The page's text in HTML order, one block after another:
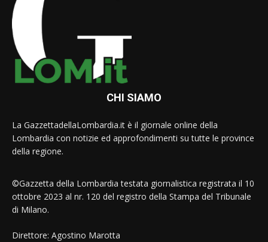
CHI SIAMO
La GazzettadellaLombardia.it è il giornale online della
Lombardia con notizie ed approfondimenti su tutte le province
della regione.
©Gazzetta della Lombardia testata giornalistica registrata il 10
ottobre 2023 al nr. 120 del registro della Stampa del Tribunale
di Milano.
Direttore: Agostino Marotta